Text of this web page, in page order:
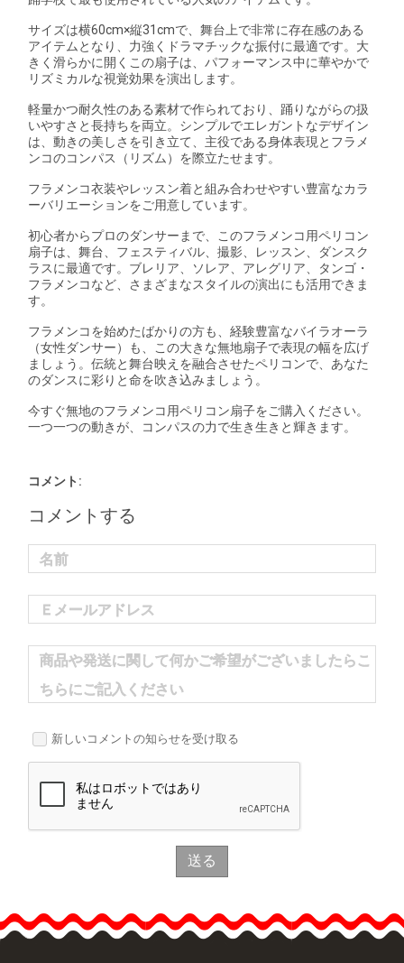
サイズは横60cm×縦31cmで、舞台上で非常に存在感のある
アイテムとなり、力強くドラマチックな振付に最適です。大
きく滑らかに開くこの扇子は、パフォーマンス中に華やかで
リズミカルな視覚効果を演出します。
軽量かつ耐久性のある素材で作られており、踊りながらの扱
いやすさと長持ちを両立。シンプルでエレガントなデザイン
は、動きの美しさを引き立て、主役である身体表現とフラメ
ンコのコンパス（リズム）を際立たせます。
フラメンコ衣装やレッスン着と組み合わせやすい豊富なカラ
ーバリエーションをご用意しています。
初心者からプロのダンサーまで、このフラメンコ用ペリコン
扇子は、舞台、フェスティバル、撮影、レッスン、ダンスク
ラスに最適です。ブレリア、ソレア、アレグリア、タンゴ・
フラメンコなど、さまざまなスタイルの演出にも活用できま
す。
フラメンコを始めたばかりの方も、経験豊富なバイラオーラ
（女性ダンサー）も、この大きな無地扇子で表現の幅を広げ
ましょう。伝統と舞台映えを融合させたペリコンで、あなた
のダンスに彩りと命を吹き込みましょう。
今すぐ無地のフラメンコ用ペリコン扇子をご購入ください。
一つ一つの動きが、コンパスの力で生き生きと輝きます。
コメント:
コメントする
名前
Ｅメールアドレス
商品や発送に関して何かご希望がございましたらこ
ちらにご記入ください
新しいコメントの知らせを受け取る
送る